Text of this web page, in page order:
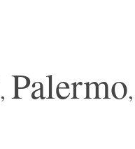
, Palermo